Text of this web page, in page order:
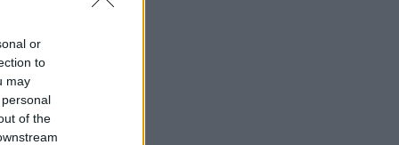
or
to
may
of the